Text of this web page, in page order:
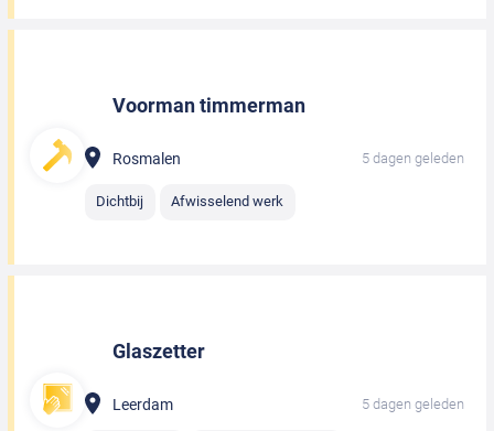
Voorman timmerman
Rosmalen 5 dagen geleden
Dichtbij Afwisselend werk
Glaszetter
Leerdam 5 dagen geleden